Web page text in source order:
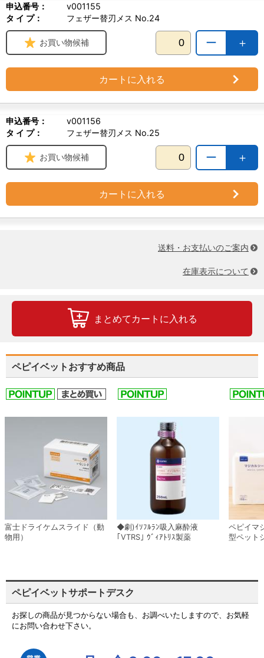
申込番号：
v001155
タ イ プ：
フェザー替刃メス No.24
＋
ー
お買い物候補
カートに入れる
申込番号：
v001156
タ イ プ：
フェザー替刃メス No.25
＋
ー
お買い物候補
カートに入れる
送料・お支払いのご案内
在庫表示について
まとめてカートに入れる
ペピイベットおすすめ商品
富士ドライケムスライド（動
物用）
◆劇)ｲｿﾌﾙﾗﾝ吸入麻酔液
｢VTRS｣ ｳﾞｨｱﾄﾘｽ製薬
ペピイマ
型ペット
ペピイベットサポートデスク
お探しの商品が見つからない場合も、お調べいたしますので、お気軽
にお問い合わせ下さい。